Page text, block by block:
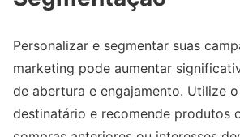
Personalizar e segmentar suas
marketing pode aumentar
de abertura e engajamento. Utilize
destinatário e recomende produtos